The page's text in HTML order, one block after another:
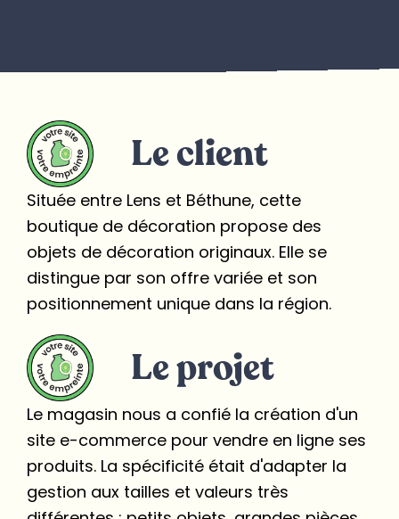
Le client
Située entre Lens et Béthune, cette
boutique de décoration propose des
objets de décoration originaux. Elle se
distingue par son offre variée et son
positionnement unique dans la région.
Le projet
Le magasin nous a confié la création d'un
site e-commerce pour vendre en ligne ses
produits. La spécificité était d'adapter la
gestion aux tailles et valeurs très